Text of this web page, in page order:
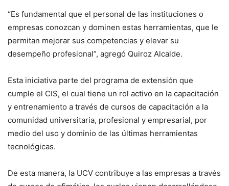
“Es fundamental que el personal de las instituciones o
empresas conozcan y dominen estas herramientas, que le
permitan mejorar sus competencias y elevar su
desempeño profesional”, agregó Quiroz Alcalde.
Esta iniciativa parte del programa de extensión que
cumple el CIS, el cual tiene un rol activo en la capacitación
y entrenamiento a través de cursos de capacitación a la
comunidad universitaria, profesional y empresarial, por
medio del uso y dominio de las últimas herramientas
tecnológicas.
De esta manera, la UCV contribuye a las empresas a través